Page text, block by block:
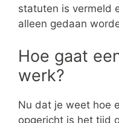
statuten is vermeld
alleen gedaan
Hoe gaat
werk?
Nu dat je weet hoe
opgericht is het tijd